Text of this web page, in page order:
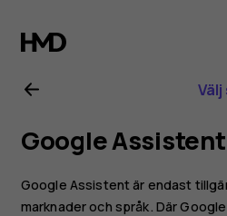
för
Nokia
G10
Google Assistent
Google Assistent är endast
marknader och språk. Där